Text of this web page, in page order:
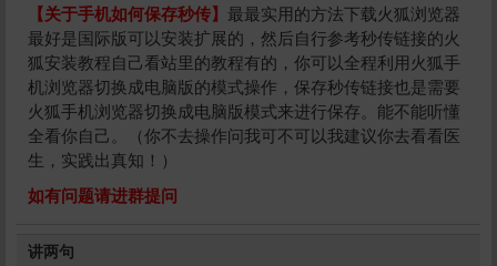
【关于手机如何保存秒传】 最最实用的方法下载火狐浏览器
最好是国际版可以安装扩展的，然后自行参考秒传链接的火
狐安装教程自己看站里的教程有的，你可以全程利用火狐手
机浏览器切换成电脑版的模式操作，保存秒传链接也是需要
火狐手机浏览器切换成电脑版模式来进行保存。能不能听懂
全看你自己。（你不去操作问我可不可以我建议你去看看医
生，实践出真知！）
如有问题请进群提问
讲两句